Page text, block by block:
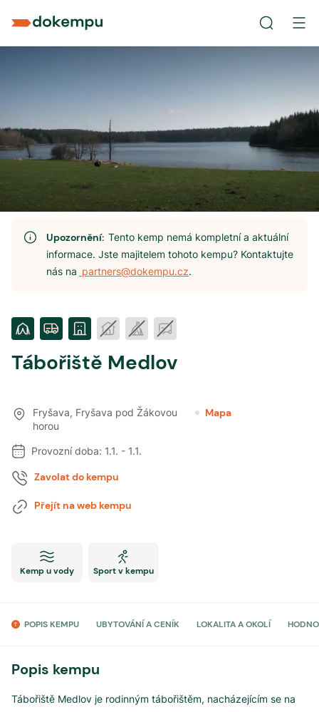
Upozornění:Tento kemp nemá kompletní a aktuální
informace. Jste majitelem tohoto kempu? Kontaktujte
nás na partners@dokempu.cz.
Tábořiště Medlov
Fryšava, Fryšava pod Žákovou
horou
Mapa
Provozní doba: 1.1. - 1.1.
Zavolat do kempu
Přejít na web kempu
Kemp u vody Sport v kempu
POPIS KEMPU UBYTOVÁNÍ A CENÍK LOKALITA A OKOLÍ
Popis kempu
Tábořiště Medlov je rodinným tábořištěm, nacházejícím se na